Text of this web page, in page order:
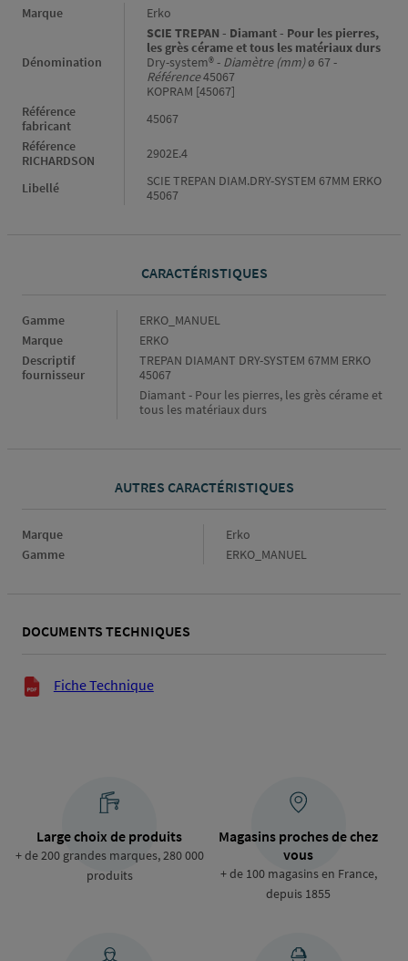
Informations générales
Marque Erko
Dénomination
SCIE TREPAN - Diamant - Pour les pierres,
les grès cérame et tous les matériaux durs
Dry-system® - Diamètre (mm)ø 67 -
Référence45067
KOPRAM [45067]
Référence
fabricant
45067
Référence
RICHARDSON
2902E.4
Libellé
SCIE TREPAN DIAM.DRY-SYSTEM 67MM ERKO
45067
CARACTÉRISTIQUES
Caractéristiques
Gamme
ERKO_MANUEL
Marque
ERKO
Descriptif
fournisseur
TREPAN DIAMANT DRY-SYSTEM 67MM ERKO
45067
Diamant - Pour les pierres, les grès cérame et
tous les matériaux durs
AUTRES CARACTÉRISTIQUES
Marque Marque
Erko
Gamme
Gamme
ERKO_MANUEL
DOCUMENTS TECHNIQUES
Documents techniques
Fiche Technique
Large choix de produits
+ de 200 grandes marques, 280 000
produits
Magasins proches de chez
vous
+ de 100 magasins en France,
depuis 1855